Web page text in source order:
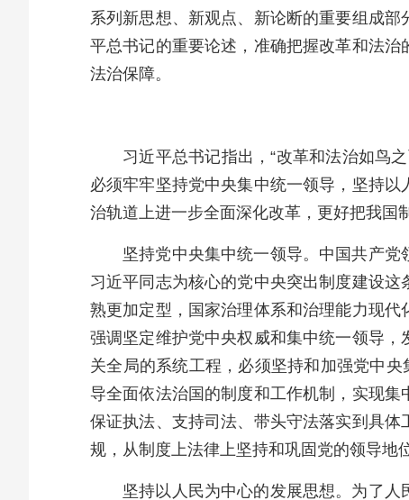
系列新思想、新观点、新论断的重要组成
平总书记的重要论述，准确把握改革和法
法治保障。
习近平总书记指出，“改革和法治如鸟
必须牢牢坚持党中央集中统一领导，坚持
治轨道上进一步全面深化改革，更好把我国
坚持党中央集中统一领导。中国共产
习近平同志为核心的党中央突出制度建设
熟更加定型，国家治理体系和治理能力现
强调坚定维护党中央权威和集中统一领导
关全局的系统工程，必须坚持和加强党中
导全面依法治国的制度和工作机制，实现集
保证执法、支持司法、带头守法落实到具
规，从制度上法律上坚持和巩固党的领导地
坚持以人民为中心的发展思想。为了